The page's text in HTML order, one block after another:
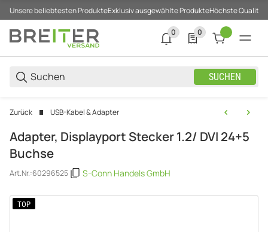
Unsere beliebtesten ProdukteExklusiv ausgewählte ProdukteHöchste Qualität
SUCHEN
0
0 neue Notifizierungen
0
0 Produkte in der
Zurück USB-Kabel & Adapter
S-Conn Handels GmbH
Adapter, Displayport Stecker 1.2/ DVI 24+5
Buchse
Art.Nr.:60296525
TOP